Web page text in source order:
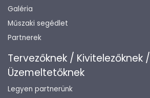
Galéria
Műszaki segédlet
Partnerek
Tervezőknek / Kivitelezőknek /
Üzemeltetőknek
Legyen partnerünk